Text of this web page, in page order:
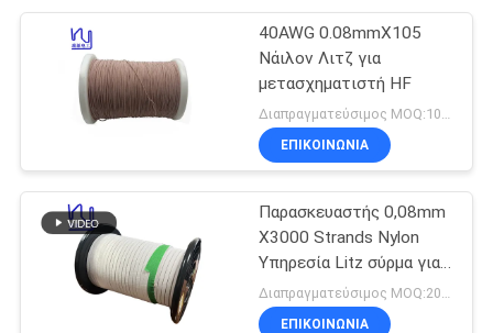
ΖΗΤΉΣΤΕ
ΈΝΑ
ΑΠΌΣΠΑΣΜΑ
SITEMAP
PRIVACY
POLICY
40AWG 0.08mmX105
Νάιλον Λιτζ για
μετασχηματιστή HF
Διαπραγματεύσιμος MOQ:10 κιλά
ΕΠΙΚΟΙΝΩΝΙΑ
Παρασκευαστής 0,08mm
X3000 Strands Nylon
Υπηρεσία Litz σύρμα για
μετασχηματιστή
ΕΠΙΚΟΙΝΩΝΙΑ